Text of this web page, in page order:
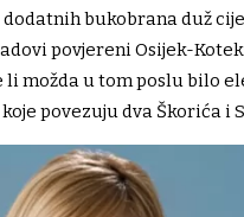
bukobrana duž
povjereni Osijek-
li možda u tom poslu bilo
povezuju dva Škorića i